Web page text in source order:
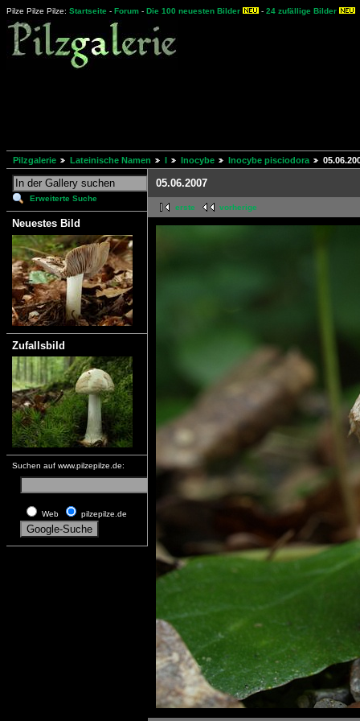
Pilze Pilze Pilze: Startseite - Forum - Die 100 neuesten Bilder - 24 zufällige Bilder
Pilzgalerie Lateinische Namen I Inocybe Inocybe pisciodora
Erweiterte Suche
Neuestes Bild
Zufallsbild
Suchen auf www.pilzepilze.de:
Web pilzepilze.de
05.06.2007
erste vorherige